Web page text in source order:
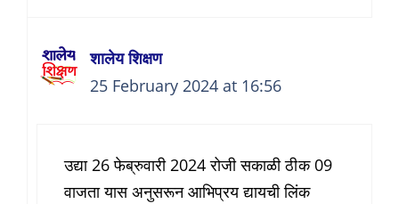
शालेय शिक्षण
25 February 2024 at 16:56
उद्या 26 फेब्रुवारी 2024 रोजी सकाळी ठीक 09
वाजता यास अनुसरून आभिप्रय द्यायची लिंक